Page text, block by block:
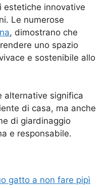
estetiche innovative
Le numerose
, dimostrano che
uno spazio
e sostenibile allo
alternative significa
di casa, ma anche
di giardinaggio
e responsabile.
gatto a non fare pipì